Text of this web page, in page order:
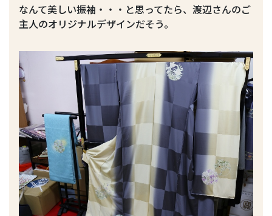
なんて美しい振袖・・・と思ってたら、渡辺さんのご
主人のオリジナルデザインだそう。